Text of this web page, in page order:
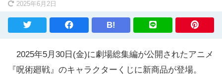
2025年6月2日
B!
2025年5月30日(金)に劇場総集編が公開されたアニメ
『呪術廻戦』のキャラクターくじに新商品が登場。